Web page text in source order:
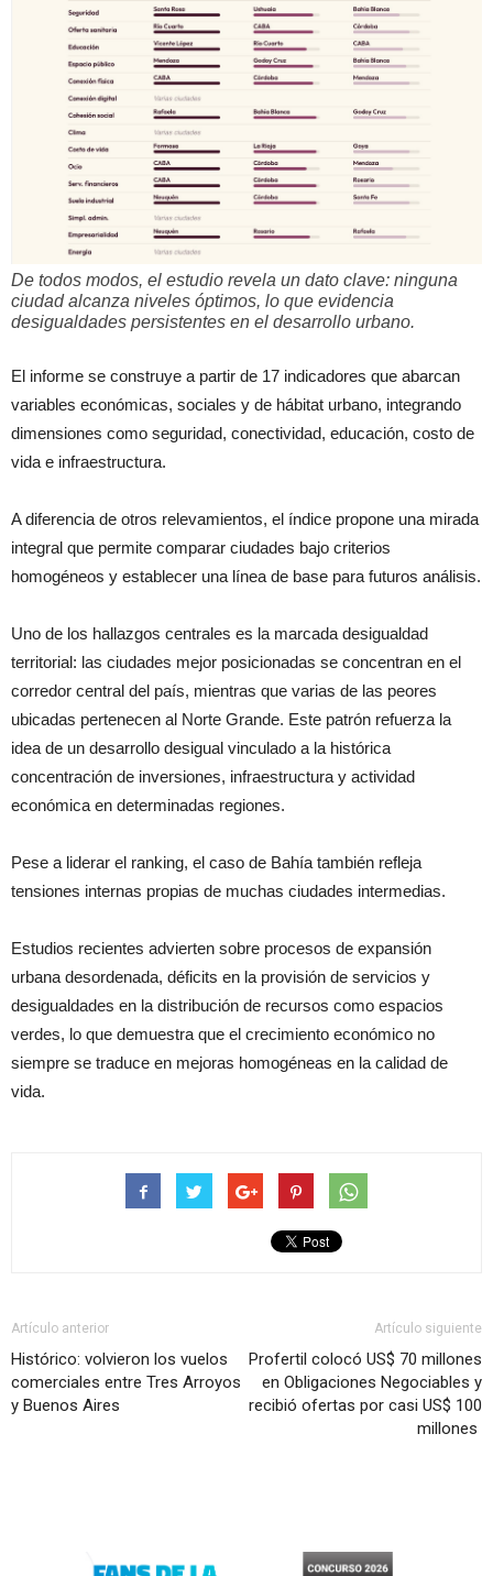
De todos modos, el estudio revela un dato clave: ninguna
ciudad alcanza niveles óptimos, lo que evidencia
desigualdades persistentes en el desarrollo urbano.
El informe se construye a partir de 17 indicadores que abarcan
variables económicas, sociales y de hábitat urbano, integrando
dimensiones como seguridad, conectividad, educación, costo de
vida e infraestructura.
A diferencia de otros relevamientos, el índice propone una mirada
integral que permite comparar ciudades bajo criterios
homogéneos y establecer una línea de base para futuros análisis.
Uno de los hallazgos centrales es la marcada desigualdad
territorial: las ciudades mejor posicionadas se concentran en el
corredor central del país, mientras que varias de las peores
ubicadas pertenecen al Norte Grande. Este patrón refuerza la
idea de un desarrollo desigual vinculado a la histórica
concentración de inversiones, infraestructura y actividad
económica en determinadas regiones.
Pese a liderar el ranking, el caso de Bahía también refleja
tensiones internas propias de muchas ciudades intermedias.
Estudios recientes advierten sobre procesos de expansión
urbana desordenada, déficits en la provisión de servicios y
desigualdades en la distribución de recursos como espacios
verdes, lo que demuestra que el crecimiento económico no
siempre se traduce en mejoras homogéneas en la calidad de
vida.
Artículo anterior
Histórico: volvieron los vuelos
comerciales entre Tres Arroyos
y Buenos Aires
Artículo siguiente
Profertil colocó US$ 70 millones
en Obligaciones Negociables y
recibió ofertas por casi US$ 100
millones